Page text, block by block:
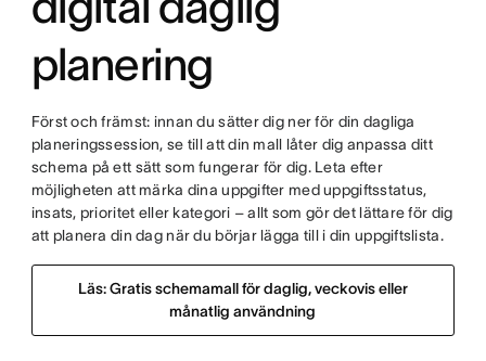
planering
Först och främst: innan du sätter dig ner för din dagliga
planeringssession, se till att din mall låter dig anpassa ditt
schema på ett sätt som fungerar för dig. Leta efter
möjligheten att märka dina uppgifter med uppgiftsstatus,
insats, prioritet eller kategori – allt som gör det lättare för dig
att planera din dag när du börjar lägga till i din uppgiftslista.
Läs: Gratis schemamall för daglig, veckovis eller
månatlig användning